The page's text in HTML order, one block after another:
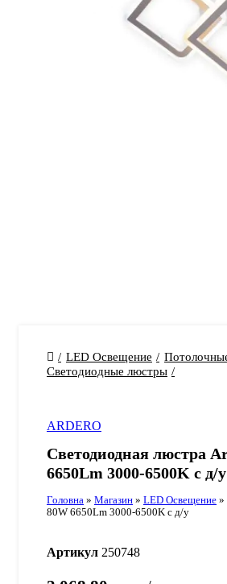
LED Освещение
Светодиодные люстры
ARDERO
Светодиодная люстра
6650Lm 3000-6500K с д/у
Головна » Магазин » LED Освещение »
80W 6650Lm 3000-6500K с д/у
Артикул 250748